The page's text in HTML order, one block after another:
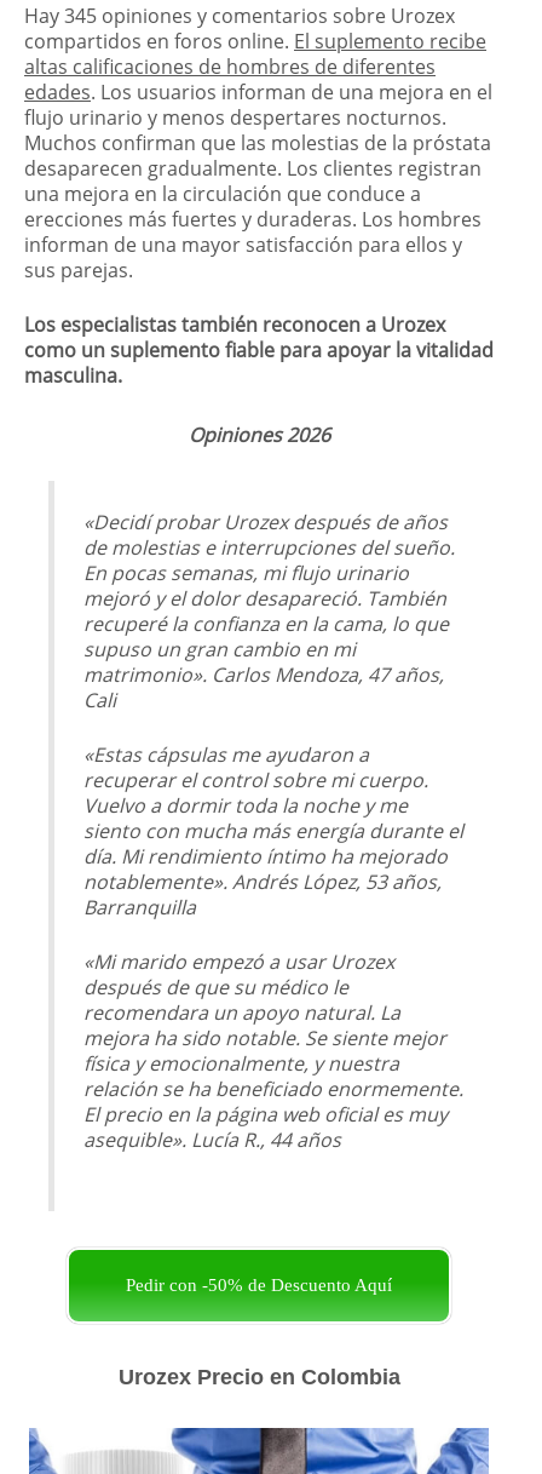
Hay 345 opiniones y comentarios sobre Urozex
compartidos en foros online. El suplemento recibe
altas calificaciones de hombres de diferentes
edades. Los usuarios informan de una mejora en el
flujo urinario y menos despertares nocturnos.
Muchos confirman que las molestias de la próstata
desaparecen gradualmente. Los clientes registran
una mejora en la circulación que conduce a
erecciones más fuertes y duraderas. Los hombres
informan de una mayor satisfacción para ellos y
sus parejas.
Los especialistas también reconocen a Urozex
como un suplemento fiable para apoyar la vitalidad
masculina.
Opiniones 2026
«Decidí probar Urozex después de años
de molestias e interrupciones del sueño.
En pocas semanas, mi flujo urinario
mejoró y el dolor desapareció. También
recuperé la confianza en la cama, lo que
supuso un gran cambio en mi
matrimonio». Carlos Mendoza, 47 años,
Cali
«Estas cápsulas me ayudaron a
recuperar el control sobre mi cuerpo.
Vuelvo a dormir toda la noche y me
siento con mucha más energía durante el
día. Mi rendimiento íntimo ha mejorado
notablemente». Andrés López, 53 años,
Barranquilla
«Mi marido empezó a usar Urozex
después de que su médico le
recomendara un apoyo natural. La
mejora ha sido notable. Se siente mejor
física y emocionalmente, y nuestra
relación se ha beneficiado enormemente.
El precio en la página web oficial es muy
asequible». Lucía R., 44años
Pedir con -50% de Descuento Aquí
Urozex Precio en Colombia